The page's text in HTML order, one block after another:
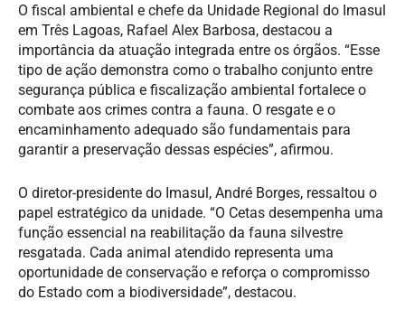
O fiscal ambiental e chefe da Unidade Regional do Imasul
em Três Lagoas, Rafael Alex Barbosa, destacou a
importância da atuação integrada entre os órgãos. “Esse
tipo de ação demonstra como o trabalho conjunto entre
segurança pública e fiscalização ambiental fortalece o
combate aos crimes contra a fauna. O resgate e o
encaminhamento adequado são fundamentais para
garantir a preservação dessas espécies”, afirmou.
O diretor-presidente do Imasul, André Borges, ressaltou o
papel estratégico da unidade. “O Cetas desempenha uma
função essencial na reabilitação da fauna silvestre
resgatada. Cada animal atendido representa uma
oportunidade de conservação e reforça o compromisso
do Estado com a biodiversidade”, destacou.